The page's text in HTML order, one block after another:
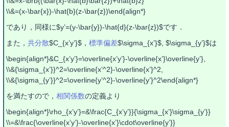
\\&=(x-\bar{x})-\hat{b}(z-\bar{z})\end{align*}
であり，同様に$y’=(y-\bar{y})-\hat{d}(z-\bar{z})$です．
また， 共分散$C_{x’y’}$， 標準偏差$\sigma_{x’}$, $\sigma_{y’}$は
\begin{align*}&C_{x’y’}=\overline{x’y’}-\overline{x’}\overline{y’},
\\&{\sigma_{x’}}^2=\overline{x’^2}-\overline{x’}^2,
\\&{\sigma_{y’}}^2=\overline{y’^2}-\overline{y’}^2\end{align*}
を満たすので， 相関係数の定義より
\begin{align*}\rho_{x’y’}=&\frac{C_{x’y’}}{\sigma_{x’}\sigma_{y’}}
\\=&\frac{\overline{x’y’}-\overline{x’}\cdot\overline{y’}}